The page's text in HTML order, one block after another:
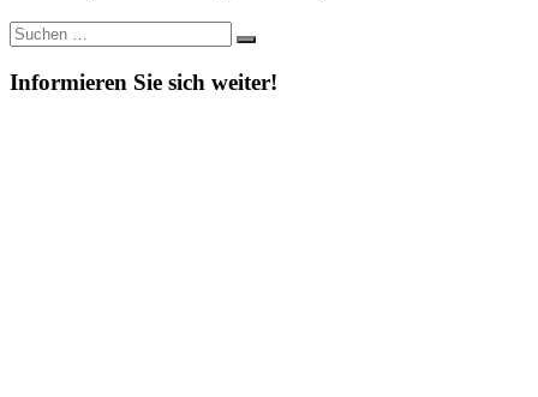
Suche
nach:
Suchen
Informieren Sie sich weiter!